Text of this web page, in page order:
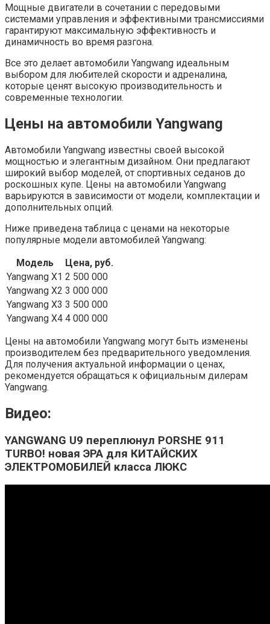
Мощные двигатели в сочетании с передовыми
системами управления и эффективными трансмиссиями
гарантируют максимальную эффективность и
динамичность во время разгона.
Все это делает автомобили Yangwang идеальным
выбором для любителей скорости и адреналина,
которые ценят высокую производительность и
современные технологии.
Цены на автомобили Yangwang
Автомобили Yangwang известны своей высокой
мощностью и элегантным дизайном. Они предлагают
широкий выбор моделей, от спортивных седанов до
роскошных купе. Цены на автомобили Yangwang
варьируются в зависимости от модели, комплектации и
дополнительных опций.
Ниже приведена таблица с ценами на некоторые
популярные модели автомобилей Yangwang:
Модель
Цена, руб.
Yangwang X1 2 500 000
Yangwang X2 3 000 000
Yangwang X3 3 500 000
Yangwang X4 4 000 000
Цены на автомобили Yangwang могут быть изменены
производителем без предварительного уведомления.
Для получения актуальной информации о ценах,
рекомендуется обращаться к официальным дилерам
Yangwang.
Видео:
YANGWANG U9 переплюнул PORSHE 911
TURBO! новая ЭРА для КИТАЙСКИХ
ЭЛЕКТРОМОБИЛЕЙ класса ЛЮКС